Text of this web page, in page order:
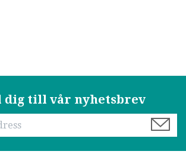
dig till vår nyhetsbrev